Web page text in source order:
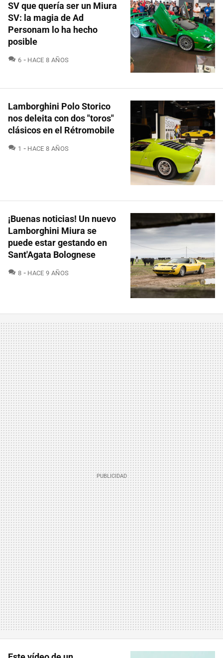
SV que quería ser un Miura
SV: la magia de Ad
Personam lo ha hecho
posible
6 COMENTARIOS
HACE 8 AÑOS
Lamborghini Polo Storico
nos deleita con dos "toros"
clásicos en el Rétromobile
1 COMENTARIOS
HACE 8 AÑOS
¡Buenas noticias! Un nuevo
Lamborghini Miura se
puede estar gestando en
Sant'Agata Bolognese
8 COMENTARIOS
HACE 9 AÑOS